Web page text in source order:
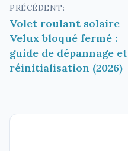
Navigation
de
l’article
PRÉCÉDENT:
Volet roulant solaire
Velux bloqué fermé :
guide de dépannage et
réinitialisation (2026)